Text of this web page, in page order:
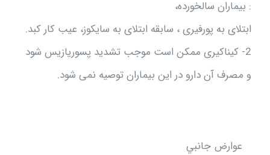
: بیماران سالخورده،
ابتلای به پورفیری ، سابقه ابتلای به سایکوز، عیب کار کبد.
2- کیناکیری ممکن است موجب تشدید پسوریازیس شود
و مصرف آن دارو در این بیماران توصیه نمی شود.
عوارض جانبي